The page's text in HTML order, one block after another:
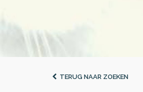
TERUG NAAR ZOEKEN